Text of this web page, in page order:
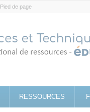
Pied de page
RESSOURCES